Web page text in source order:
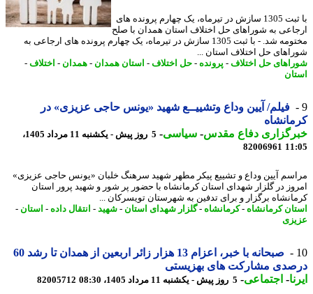
با ثبت 1305 سازش در تیرماه، یک چهارم پرونده های
به شوراهای حل اختلاف استان همدان با صلح
مختومه شد. - با ثبت 1305 سازش در تیرماه، یک چهارم پرونده های ارجاعی به
حل اختلاف استان ...
حل اختلاف-پرونده -حل اختلاف-استان همدان- همدان- اختلاف-
فیلم/ آیین وداع وتشییــع شهید «یونس حاجی عزیزی» در
دفاع مقدس-سیاسی-
5 روز پیش - یکشنبه 11 مرداد 1405،
82006961
آیین وداع و تشییع پیکر مطهر شهید سرهنگ خلبان «یونس حاجی عزیزی»
در گلزار شهدای استان کرمانشاه با حضور پر شور و شهید پرور استان
برگزار و برای تدفین به شهرستان تویسرکان ...
کرمانشاه-کرمانشاه-گلزار شهدای استان-شهید-انتقال داده - استان-
صبحانه با خبر، اعزام 13 هزار زائر اربعین از همدان تا رشد 60
مشارکت های بهزیستی
-اجتماعی-5 روز پیش - یکشنبه 11 مرداد 1405، 08:30 82005712